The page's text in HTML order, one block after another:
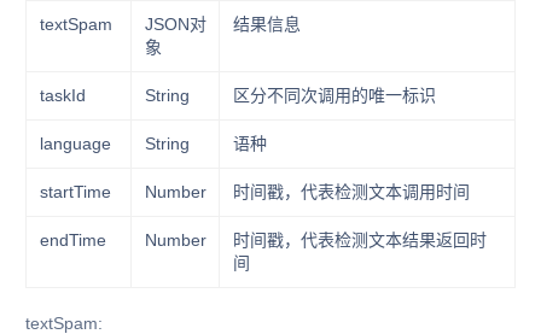
textSpam
JSON对
象
结果信息
taskId String 区分不同次调用的唯一标识
language String 语种
startTime Number 时间戳，代表检测文本调用时间
endTime Number
时间戳，代表检测文本结果返回时
间
textSpam: